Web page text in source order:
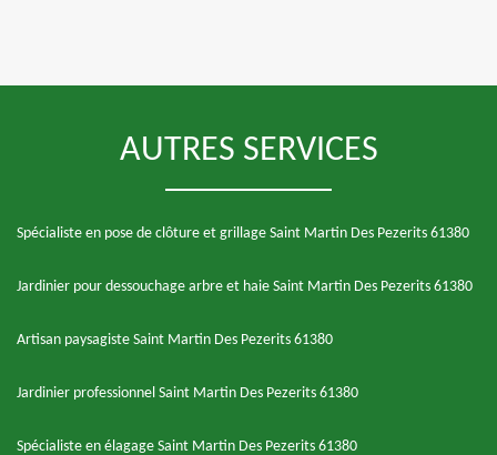
AUTRES SERVICES
Spécialiste en pose de clôture et grillage Saint Martin Des Pezerits 61380
Jardinier pour dessouchage arbre et haie Saint Martin Des Pezerits 61380
Artisan paysagiste Saint Martin Des Pezerits 61380
Jardinier professionnel Saint Martin Des Pezerits 61380
Spécialiste en élagage Saint Martin Des Pezerits 61380